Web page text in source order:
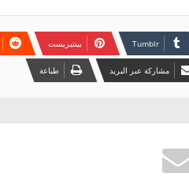
بينتيريست
مشاركة عبر البريد طباعة